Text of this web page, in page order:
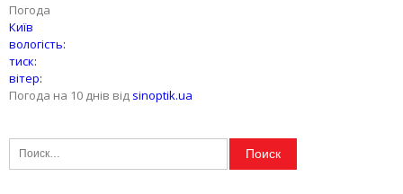
Погода
Київ
вологість:
тиск:
вітер:
Погода на 10 днів від sinoptik.ua
Найти: